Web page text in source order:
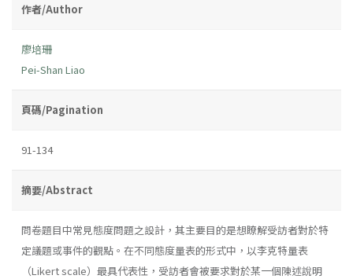
作者/Author
廖培珊
Pei-Shan Liao
頁碼/Pagination
91-134
摘要/Abstract
問卷題目中常見態度問題之設計，其主要目的是想瞭解受訪者對於特
定議題或事件的觀點。在不同態度量表的形式中，以李克特量表
（Likert scale）最具代表性，受訪者會被要求對於某一個陳述說明